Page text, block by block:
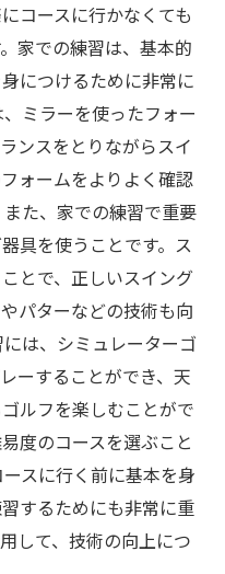
コースに行かなくても
家での練習は、基本的
につけるために非常に
ミラーを使ったフォー
ンスをとりながらスイ
ォームをよりよく確認
た、家での練習で重要
具を使うことです。ス
とで、正しいスイング
パターなどの技術も向
は、シミュレーターゴ
ーすることができ、天
ルフを楽しむことがで
度のコースを選ぶこと
スに行く前に基本を身
するためにも非常に重
して、技術の向上につ